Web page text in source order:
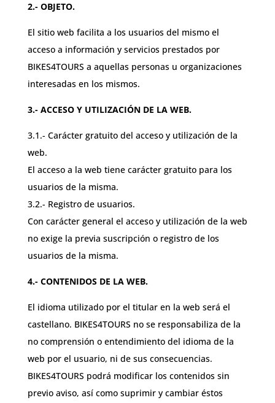
2.- OBJETO.
El sitio web facilita a los usuarios del mismo el
acceso a información y servicios prestados por
BIKES4TOURS a aquellas personas u organizaciones
interesadas en los mismos.
3.- ACCESO Y UTILIZACIÓN DE LA WEB.
3.1.- Carácter gratuito del acceso y utilización de la
web.
El acceso a la web tiene carácter gratuito para los
usuarios de la misma.
3.2.- Registro de usuarios.
Con carácter general el acceso y utilización de la web
no exige la previa suscripción o registro de los
usuarios de la misma.
4.- CONTENIDOS DE LA WEB.
El idioma utilizado por el titular en la web será el
castellano. BIKES4TOURS no se responsabiliza de la
no comprensión o entendimiento del idioma de la
web por el usuario, ni de sus consecuencias.
BIKES4TOURS podrá modificar los contenidos sin
previo aviso, así como suprimir y cambiar éstos